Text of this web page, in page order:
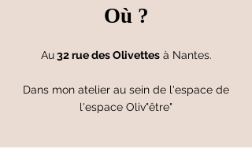
Où ?
Au32 rue des Olivettesà Nantes.
Dans mon atelier au sein de l'espace de
l'espace Oliv"être"